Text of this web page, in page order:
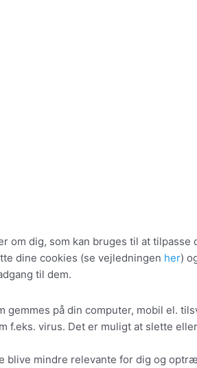
om dig, som kan bruges til at
dine cookies (se vejledningen her)
til dem.
gemmes på din computer, mobil el.
f.eks. virus. Det er muligt at slette
mindre relevante for dig og